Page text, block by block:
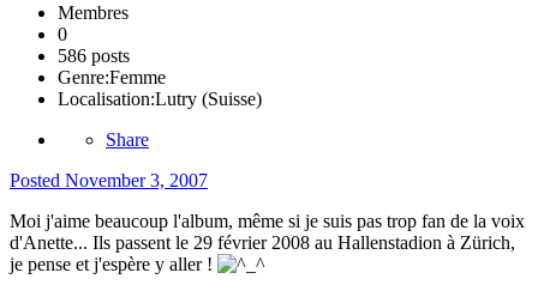
Membres
0
586 posts
Genre:Femme
Localisation:Lutry (Suisse)
Share
Posted November 3, 2007
Moi j'aime beaucoup l'album, même si je suis pas trop fan de la voix
d'Anette... Ils passent le 29 février 2008 au Hallenstadion à Zürich,
je pense et j'espère y aller !